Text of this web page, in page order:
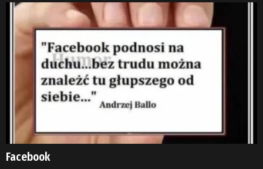
Facebook